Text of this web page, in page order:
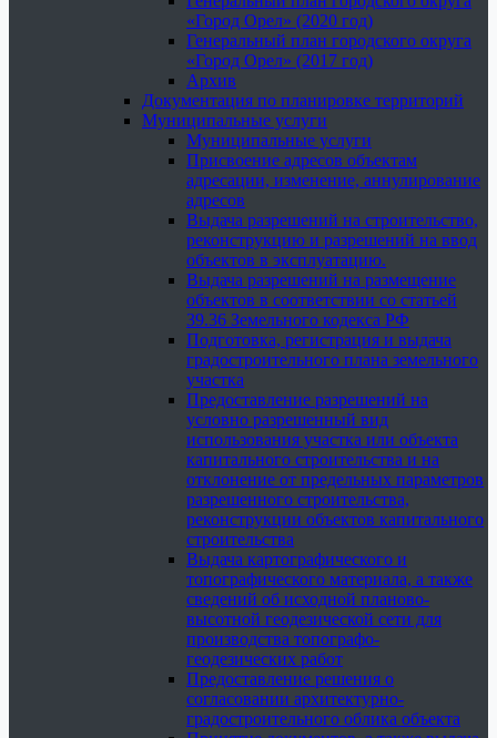
«Город Орел» (2020 год)
Генеральный план городского округа
«Город Орел» (2017 год)
Архив
Документация по планировке территорий
Муниципальные услуги
Муниципальные услуги
Присвоение адресов объектам
адресации, изменение, аннулирование
адресов
Выдача разрешений на строительство,
реконструкцию и разрешений на ввод
объектов в эксплуатацию.
Выдача разрешений на размещение
объектов в соответствии со статьей
39.36 Земельного кодекса РФ
Подготовка, регистрация и выдача
градостроительного плана земельного
участка
Предоставление разрешений на
условно разрешенный вид
использования участка или объекта
капитального строительства и на
отклонение от предельных параметров
разрешенного строительства,
реконструкции объектов капитального
строительства
Выдача картографического и
топографического материала, а также
сведений об исходной планово-
высотной геодезической сети для
производства топографо-
геодезических работ
Предоставление решения о
согласовании архитектурно-
градостроительного облика объекта